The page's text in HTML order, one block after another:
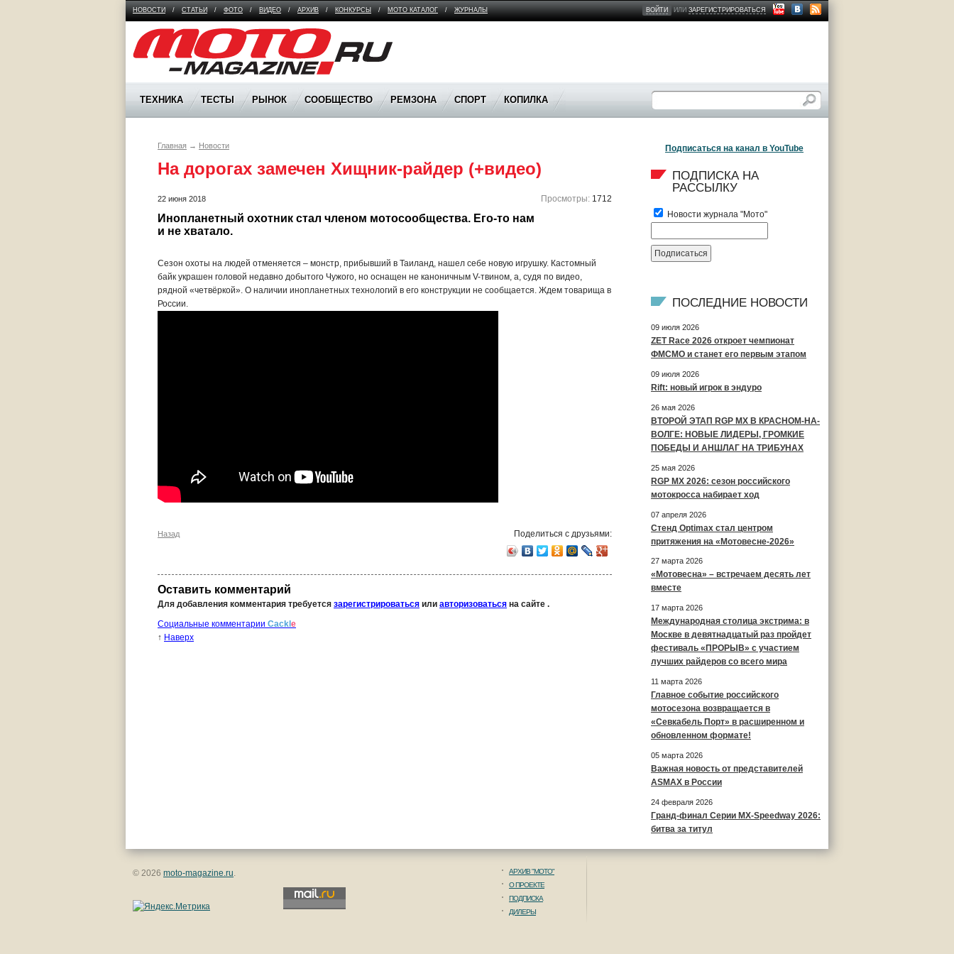
НОВОСТИ / СТАТЬИ / ФОТО / ВИДЕО / АРХИВ / КОНКУРСЫ / МОТО КАТАЛОГ / ЖУРНАЛЫ ВОЙТИ ИЛИЗАРЕГИСТРИРОВАТЬСЯ
Moto Magazine
ТЕХНИКА ТЕСТЫ РЫНОК СООБЩЕСТВО РЕМЗОНА СПОРТ КОПИЛКА
Главная → Новости
На дорогах замечен Хищник-райдер (+видео)
Просмотры: 1712
22 июня 2018
Инопланетный охотник стал членом мотосообщества. Его-то нам
и не хватало.
Сезон охоты на людей отменяется – монстр, прибывший в Таиланд, нашел себе новую игрушку. Кастомный
байк украшен головой недавно добытого Чужого, но оснащен не каноничным V-твином, а, судя по видео,
рядной «четвёркой». О наличии инопланетных технологий в его конструкции не сообщается. Ждем товарища в
России.
Назад Поделиться с друзьями:
Оставить комментарий
Для добавления комментария требуется зарегистрироваться или авторизоваться на сайте .
Социальные комментарии Cackl e
↑ Наверх
Подписаться на канал в YouTube
ПОДПИСКА НА
РАССЫЛКУ
Новости журнала "Мото"
ПОСЛЕДНИЕ НОВОСТИ
09 июля 2026
ZET Race 2026 откроет чемпионат
ФМСМО и станет его первым этапом
09 июля 2026
Rift: новый игрок в эндуро
26 мая 2026
ВТОРОЙ ЭТАП RGP MX В КРАСНОМ-НА-
ВОЛГЕ: НОВЫЕ ЛИДЕРЫ, ГРОМКИЕ
ПОБЕДЫ И АНШЛАГ НА ТРИБУНАХ
25 мая 2026
RGP MX 2026: сезон российского
мотокросса набирает ход
07 апреля 2026
Стенд Optimax стал центром
притяжения на «Мотовесне-2026»
27 марта 2026
«Мотовесна» – встречаем десять лет
вместе
17 марта 2026
Международная столица экстрима: в
Москве в девятнадцатый раз пройдет
фестиваль «ПРОРЫВ» с участием
лучших райдеров со всего мира
11 марта 2026
Главное событие российского
мотосезона возвращается в
«Севкабель Порт» в расширенном и
обновленном формате!
05 марта 2026
Важная новость от представителей
ASMAX в России
24 февраля 2026
Гранд-финал Серии MX-Speedway 2026:
битва за титул
© 2026 moto-magazine.ru.
АРХИВ "МОТО"
О ПРОЕКТЕ
ПОДПИСКА
ДИЛЕРЫ